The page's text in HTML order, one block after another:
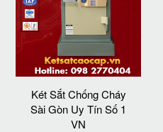
Két Sắt Chống Cháy
Sài Gòn Uy Tín Số 1
VN